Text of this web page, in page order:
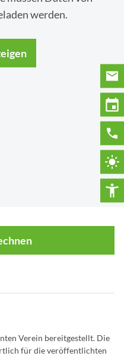
werden.
Verein bereitgestellt. Die
für die veröffentlichten